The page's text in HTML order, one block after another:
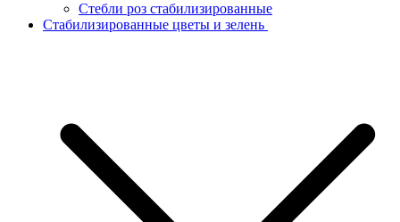
Стебли роз стабилизированные
Стабилизированные цветы и зелень